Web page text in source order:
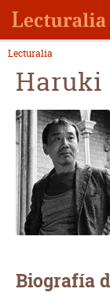
Lecturalia
Haruki
Biografía